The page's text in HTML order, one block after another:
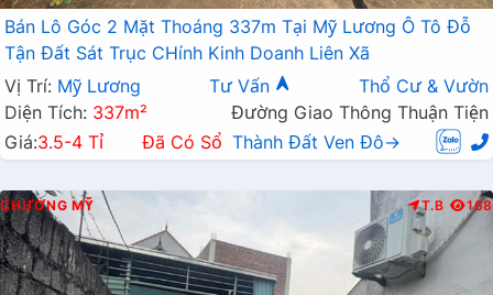
Bán Lô Góc 2 Mặt Thoáng 337m Tại Mỹ Lương Ô Tô Đỗ
Tận Đất Sát Trục CHính Kinh Doanh Liên Xã
Vị Trí: Mỹ Lương Tư Vấn
Thổ Cư & Vườn
Diện Tích: 337m²
Đường Giao Thông Thuận Tiện
Giá:3.5-4 Tỉ Đã Có Sổ Thành Đất Ven Đô→
CHƯƠNG MỸ T.B 168